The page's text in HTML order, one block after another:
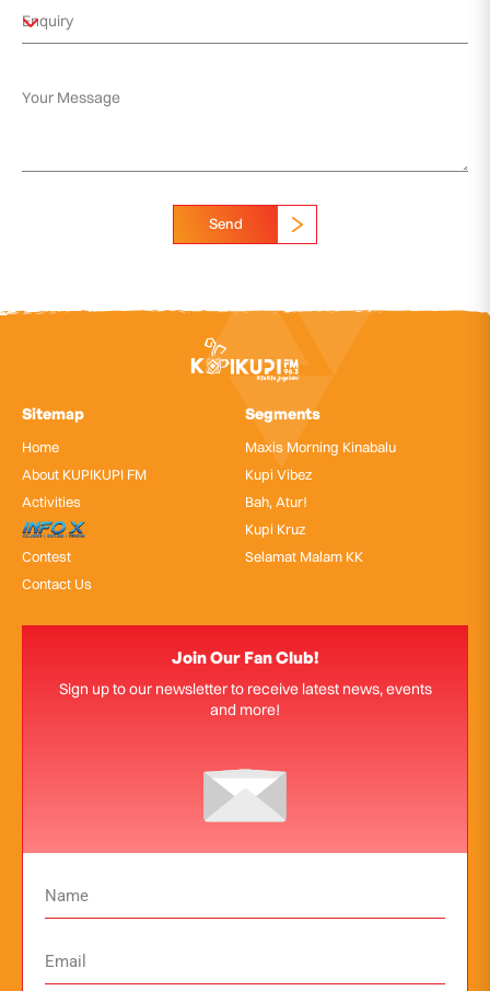
Send
Sitemap
Home
About KUPIKUPI FM
Activities
InfoX
Contest
Contact Us
Segments
Maxis Morning Kinabalu
Kupi Vibez
Bah, Atur!
Kupi Kruz
Selamat Malam KK
Join Our Fan Club!
Sign up to our newsletter to receive latest news, events
and more!